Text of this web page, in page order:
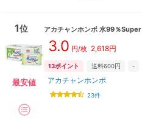
1位
最安値
アカチャンホンポ 水99％Super
3.0 円/枚 2,618円
13ポイント 送料600円 -
アカチャンホンポ
23件